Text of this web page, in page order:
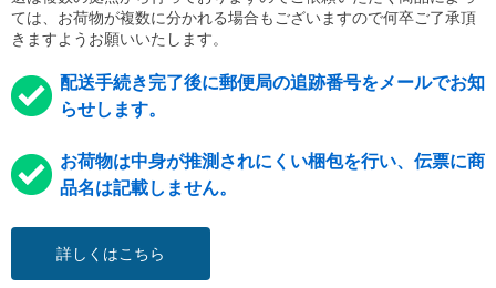
ては、お荷物が複数に分かれる場合もございますので何卒ご了承頂
きますようお願いいたします。
配送手続き完了後に郵便局の追跡番号をメールでお知
らせします。
お荷物は中身が推測されにくい梱包を行い、伝票に商
品名は記載しません。
詳しくはこちら